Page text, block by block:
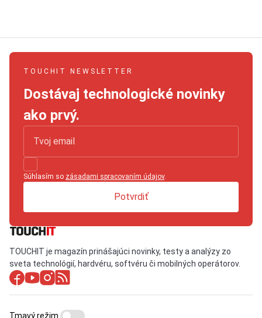
TOUCHIT NEWSLETTER
Dostávaj technologické novinky
ako prvý.
Súhlasím so zásadami spracovaním údajov.
Potvrdiť
TOUCHIT je magazín prinášajúci novinky, testy a analýzy zo
sveta technológií, hardvéru, softvéru či mobilných operátorov.
Tmavý režim